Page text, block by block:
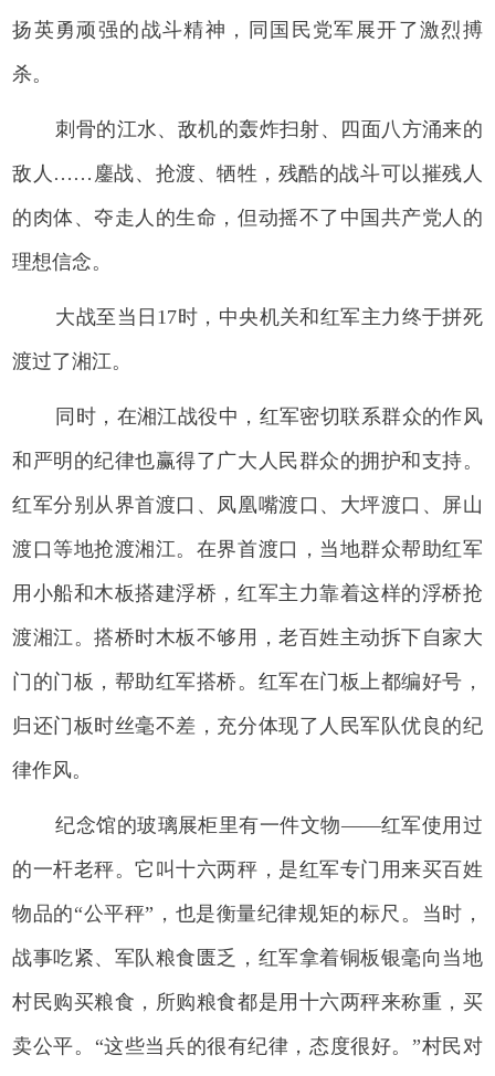
扬英勇顽强的战斗精神，同国民党军展开了激烈搏
杀。
刺骨的江水、敌机的轰炸扫射、四面八方涌来的
敌人……鏖战、抢渡、牺牲，残酷的战斗可以摧残人
的肉体、夺走人的生命，但动摇不了中国共产党人的
理想信念。
大战至当日17时，中央机关和红军主力终于拼死
渡过了湘江。
同时，在湘江战役中，红军密切联系群众的作风
和严明的纪律也赢得了广大人民群众的拥护和支持。
红军分别从界首渡口、凤凰嘴渡口、大坪渡口、屏山
渡口等地抢渡湘江。在界首渡口，当地群众帮助红军
用小船和木板搭建浮桥，红军主力靠着这样的浮桥抢
渡湘江。搭桥时木板不够用，老百姓主动拆下自家大
门的门板，帮助红军搭桥。红军在门板上都编好号，
归还门板时丝毫不差，充分体现了人民军队优良的纪
律作风。
纪念馆的玻璃展柜里有一件文物——红军使用过
的一杆老秤。它叫十六两秤，是红军专门用来买百姓
物品的“公平秤”，也是衡量纪律规矩的标尺。当时，
战事吃紧、军队粮食匮乏，红军拿着铜板银毫向当地
村民购买粮食，所购粮食都是用十六两秤来称重，买
卖公平。“这些当兵的很有纪律，态度很好。”村民对